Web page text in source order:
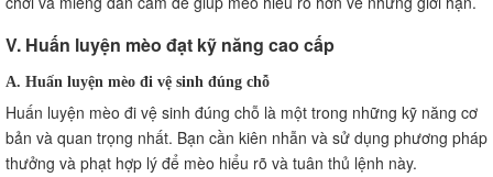
V. Huấn luyện mèo đạt kỹ năng cao cấp
A. Huấn luyện mèo đi vệ sinh đúng chỗ
Huấn luyện mèo đi vệ sinh đúng chỗ là một trong những kỹ năng cơ
bản và quan trọng nhất. Bạn cần kiên nhẫn và sử dụng phương pháp
thưởng và phạt hợp lý để mèo hiểu rõ và tuân thủ lệnh này.